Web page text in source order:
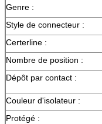
Genre :
Style de connecteur :
Certerline :
Nombre de position :
Dépôt par contact :
Couleur d'isolateur :
Protégé :